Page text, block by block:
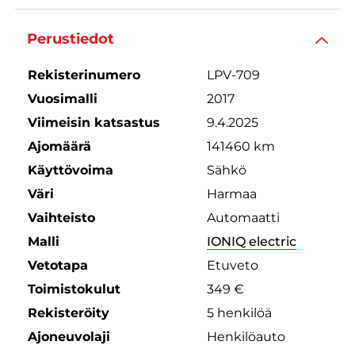
Perustiedot
Rekisterinumero
LPV-709
Vuosimalli
2017
Viimeisin katsastus
9.4.2025
Ajomäärä
141460 km
Käyttövoima
Sähkö
Väri
Harmaa
Vaihteisto
Automaatti
Malli
IONIQ electric
Vetotapa
Etuveto
Toimistokulut
349 €
Rekisteröity
5 henkilöä
Ajoneuvolaji
Henkilöauto